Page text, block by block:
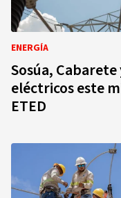
ENERGÍA
Sosúa,
eléctricos este
ETED